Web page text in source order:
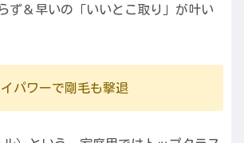
ず＆早いの「いいとこ取り」が叶い
パワーで剛毛も撃退